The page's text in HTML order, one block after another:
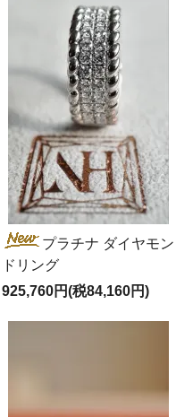
プラチナ ダイヤモン
ドリング
925,760円(税84,160円)